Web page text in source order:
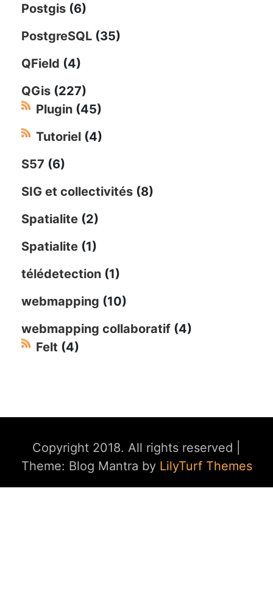
Postgis (6)
PostgreSQL (35)
QField (4)
QGis (227)
Plugin (45)
Tutoriel (4)
S57 (6)
SIG et collectivités (8)
Spatialite (2)
Spatialite (1)
télédetection (1)
webmapping (10)
webmapping collaboratif (4)
Felt (4)
Copyright 2018. All rights reserved
Theme: Blog Mantra by LilyTurf Themes